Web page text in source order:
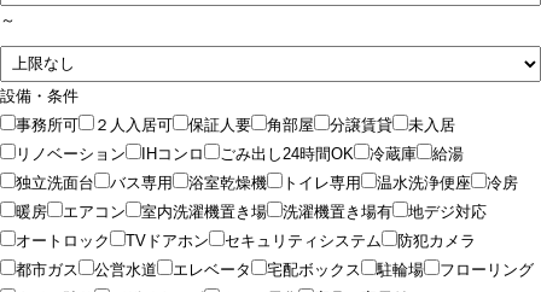
～
設備・条件
事務所可
２人入居可 保証人要 角部屋 分譲賃貸
未入居
リノベーション
IHコンロ ごみ出し24時間OK 冷蔵庫
給湯
独立洗面台
バス専用 浴室乾燥機 トイレ専用 温水洗浄便座
冷房
暖房
エアコン 室内洗濯機置き場 洗濯機置き場有
地デジ対応
オートロック
TVドアホン セキュリティシステム
防犯カメラ
都市ガス
公営水道 エレベータ 宅配ボックス 駐輪場
フローリング